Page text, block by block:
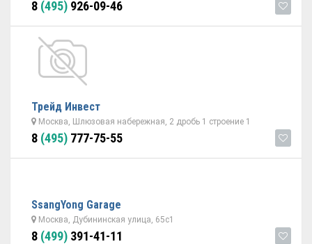
8 (495) 926-09-46
Трейд Инвест
Москва, Шлюзовая набережная, 2 дробь 1 строение 1
8 (495) 777-75-55
SsangYong Garage
Москва, Дубининская улица, 65с1
8 (499) 391-41-11